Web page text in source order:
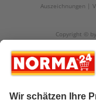
Auszeichnungen
Copyright ©